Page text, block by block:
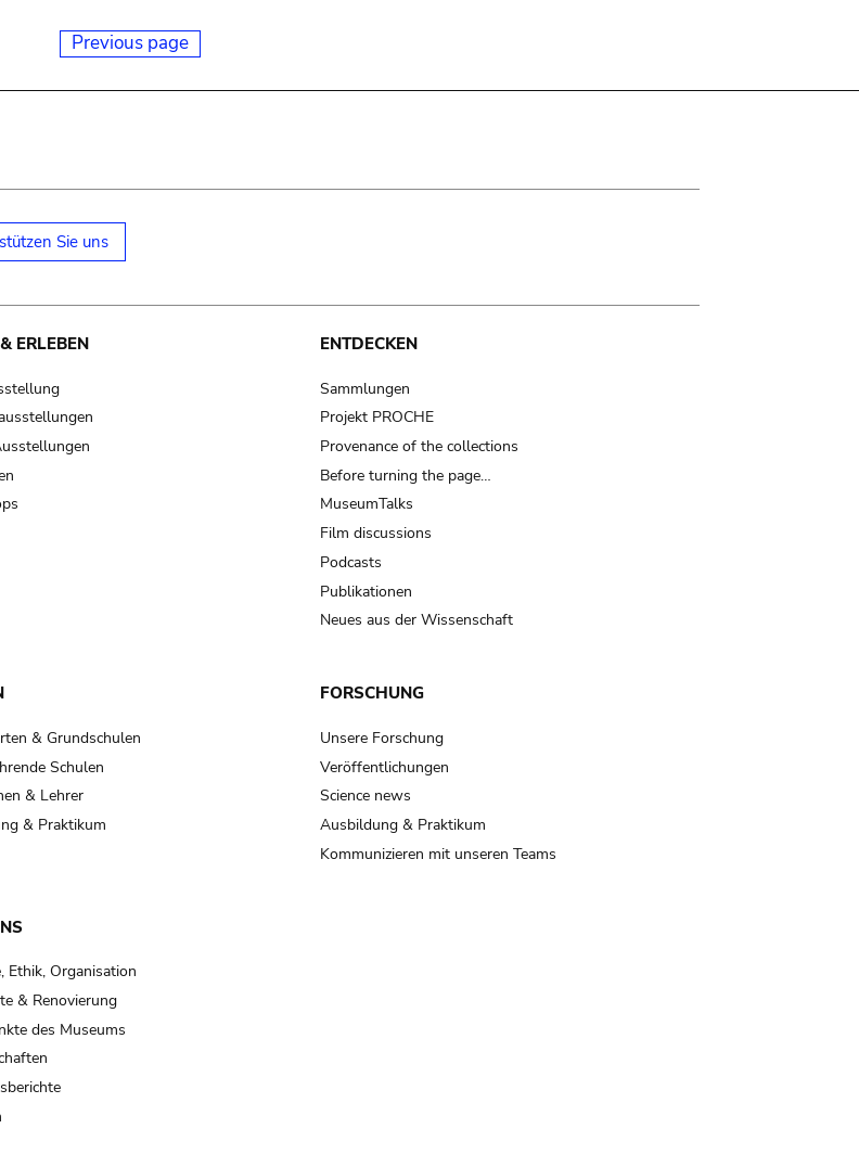
Previous page
Sie uns
ERLEBEN ENTDECKEN
Sammlungen
Projekt PROCHE
Provenance of the collections
Before turning the page…
MuseumTalks
Film discussions
Podcasts
Publikationen
Neues aus der Wissenschaft
& Grundschulen
Schulen
& Lehrer
& Praktikum
FORSCHUNG
Unsere Forschung
Veröffentlichungen
Science news
Ausbildung & Praktikum
Kommunizieren mit unseren Teams
Ethik, Organisation
& Renovierung
des Museums